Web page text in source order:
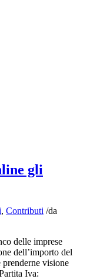
gli
, Contributi /da
delle imprese
dell’importo del
prenderne visione
Iva: